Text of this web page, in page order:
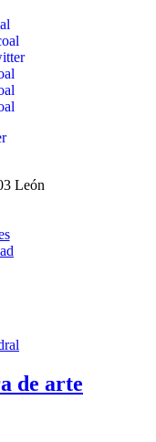
León
de arte